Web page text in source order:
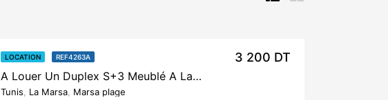
LOCATION REF4263A
A Louer Un Duplex S+3 Meublé A La Marsa Plage
Tunis La Marsa Marsa plage
3 200 DT